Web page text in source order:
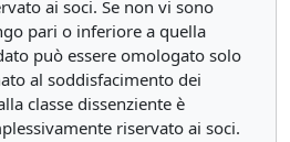
ai soci. Se non vi sono
pari o inferiore a quella
può essere omologato solo
al soddisfacimento dei
classe dissenziente è
riservato ai soci.